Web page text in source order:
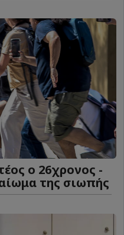
ο 26χρονος -
της σιωπής